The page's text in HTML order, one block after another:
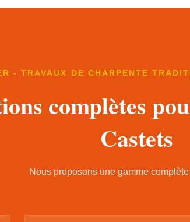
- TRAVAUX DE CHARPENTE
complètes
Castets
Nous proposons une gamme